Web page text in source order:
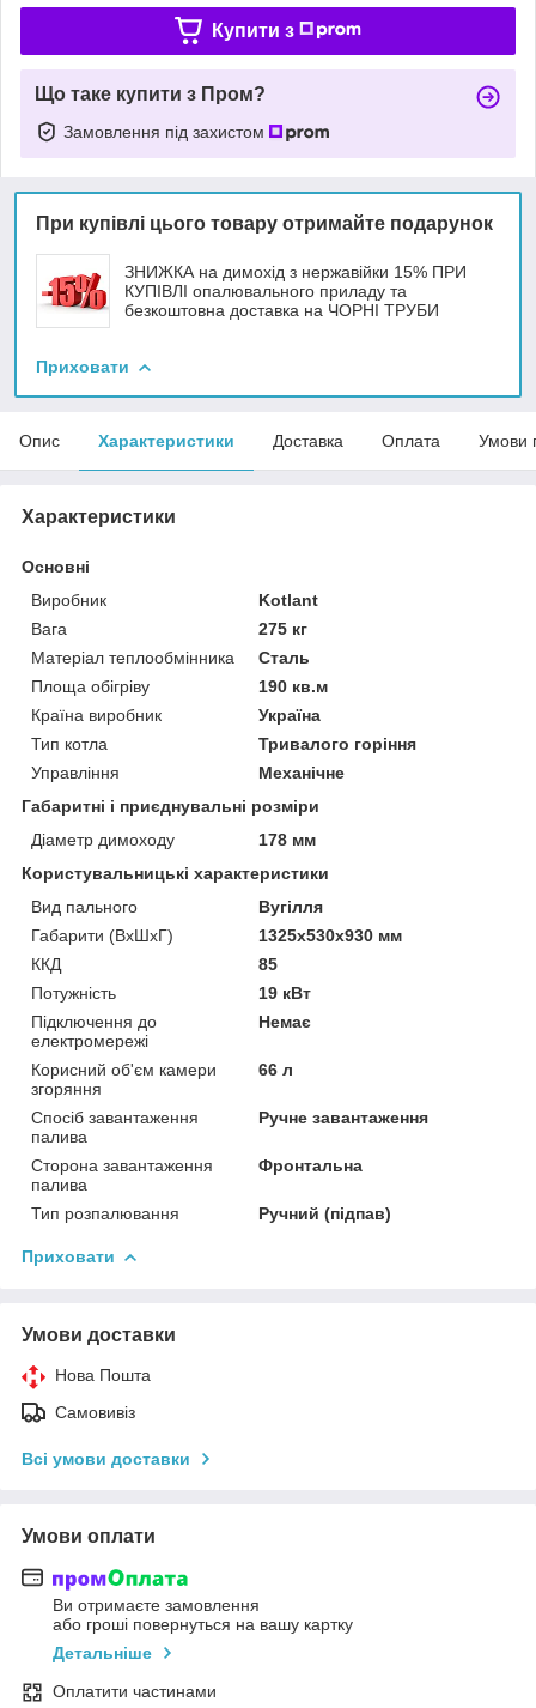
Купити з
Що таке купити з Пром?
Замовлення під захистом
При купівлі цього товару отримайте подарунок
ЗНИЖКА на димохід з нержавійки 15% ПРИ
КУПІВЛІ опалювального приладу та
безкоштовна доставка на ЧОРНІ ТРУБИ
Приховати
Опис Характеристики Доставка Оплата Умови
Характеристики
Основні
Виробник
Kotlant
Вага
275 кг
Матеріал теплообмінника
Сталь
Площа обігріву
190 кв.м
Країна виробник
Україна
Тип котла
Тривалого горіння
Управління
Механічне
Габаритні і приєднувальні розміри
Діаметр димоходу
178 мм
Користувальницькі характеристики
Вид пального
Вугілля
Габарити (ВхШхГ)
1325x530x930 мм
ККД
85
Потужність
19 кВт
Підключення до
електромережі
Немає
Корисний об'єм камери
згоряння
66 л
Спосіб завантаження
палива
Ручне завантаження
Сторона завантаження
палива
Фронтальна
Тип розпалювання Ручний (підпав)
Приховати
Умови доставки
Нова Пошта
Самовивіз
Всі умови доставки
Умови оплати
Ви отримаєте замовлення
або гроші повернуться на вашу картку
Детальніше
Оплатити частинами